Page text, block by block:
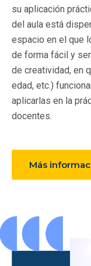
su aplicación
del aula está
espacio en el que
de forma fácil y
de creatividad, en
edad, etc.)
aplicarlas en la
docentes.
Más